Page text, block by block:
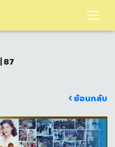
87
ย้อนกลับ